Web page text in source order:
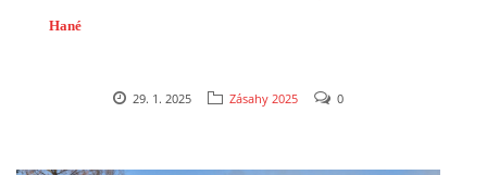
Hané
29. 1. 2025 Zásahy 2025 0